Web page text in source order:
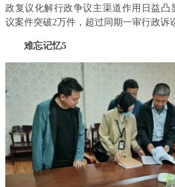
政复议化解行政争议主渠道作用日益凸
议案件突破2万件，超过同期一审行政诉
难忘记忆5